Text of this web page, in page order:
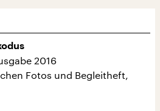
2016
Fotos und Begleitheft,